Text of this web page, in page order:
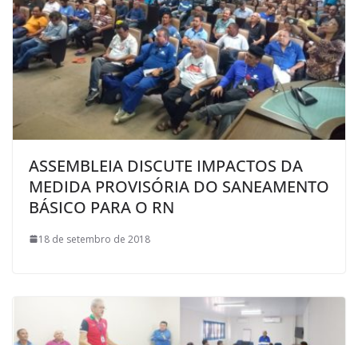
ASSEMBLEIA DISCUTE IMPACTOS DA
MEDIDA PROVISÓRIA DO SANEAMENTO
BÁSICO PARA O RN
18 de setembro de 2018